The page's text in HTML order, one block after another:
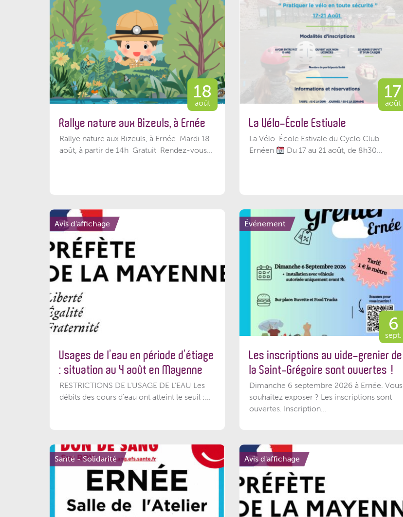
18
août
Rallye nature aux Bizeuls, à Ernée
Rallye nature aux Bizeuls, à Ernée Mardi 18
août, à partir de 14h Gratuit Rendez-vous...
17
août
La Vélo-École Estivale
La Vélo-École Estivale du Cyclo Club
Ernéen
Du 17 au 21 août, de 8h30...
Avis d'affichage
Usages de l’eau en période d’étiage
: situation au 4 août en Mayenne
RESTRICTIONS DE L’USAGE DE L’EAU Les
débits des cours d'eau ont atteint le seuil :...
Événement
6
sept.
Les inscriptions au vide-grenier de
la Saint-Grégoire sont ouvertes !
Dimanche 6 septembre 2026 à Ernée. Vous
souhaitez exposer ? Les inscriptions sont
ouvertes. Inscription...
Santé - Solidarité Avis d'affichage